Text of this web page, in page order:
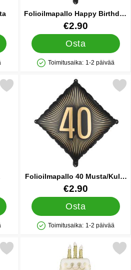
Folioilmapallo Happy Birthday
Musta/Kulta 46 cm
Tuote.nro 90724
€2.90
Osta
Saatavuus: Varastossa
Toimitusaika: 1-2 päivää
40 Kulta suosikiksi
Folioilmapallo 40 Musta/Kulta
46 cm
Tuote.nro 90718
€2.90
Osta
Saatavuus: Varastossa
Toimitusaika: 1-2 päivää
Merkitse folioilmapallo 40
Rusetilla 47,5 x 45 cm
Merkitse folioilmapallo Kakku